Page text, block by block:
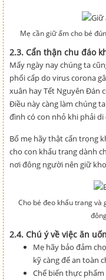
Mẹ cần giữ ấm cho bé
2.3. Cẩn thận chu đáo
Mấy ngày nay chúng ta
phổi cấp do virus corona
xuân hay Tết Nguyên Đán
Điều này càng làm chúng
đình có con nhỏ khi phải
Bố mẹ hãy thật cẩn trọng
cho con khẩu trang dành
nơi đông người nên giữ
Cho bé đeo khẩu trang và
2.4. Chú ý về việc ăn
Mẹ hãy bảo đảm
kỹ càng để an toàn
Chế biến thực